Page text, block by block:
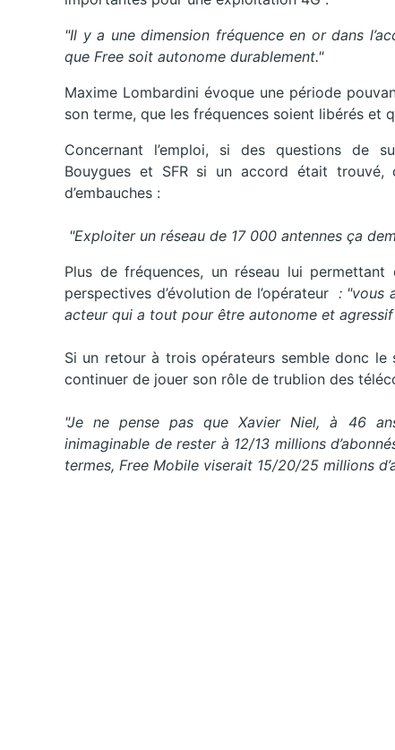
"Il y a une dimension fréquence en or dans
que Free soit autonome durablement."
Maxime Lombardini évoque une période
son terme, que les fréquences soient libérés et
Concernant l’emploi, si des questions de
Bouygues et SFR si un accord était trouvé,
d’embauches :
"Exploiter un réseau de 17 000 antennes ça
Plus de fréquences, un réseau lui
perspectives d’évolution de l’opérateur : "vous
acteur qui a tout pour être autonome et
Si un retour à trois opérateurs semble donc
continuer de jouer son rôle de trublion des
"Je ne pense pas que Xavier Niel, à 46
inimaginable de rester à 12/13 millions
termes, Free Mobile viserait 15/20/25 millions